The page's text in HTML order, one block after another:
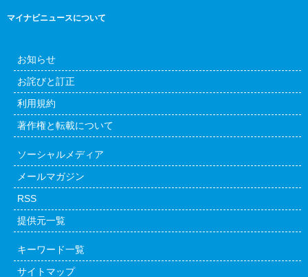
マイナビニュースについて
お知らせ
お詫びと訂正
利用規約
著作権と転載について
ソーシャルメディア
メールマガジン
RSS
提供元一覧
キーワード一覧
サイトマップ